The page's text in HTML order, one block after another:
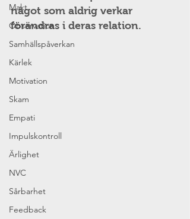
Makt
Observation
Samhällspåverkan
Kärlek
Motivation
Skam
Empati
Impulskontroll
Ärlighet
NVC
Sårbarhet
Feedback
något som aldrig verkar
förändras i deras relation.